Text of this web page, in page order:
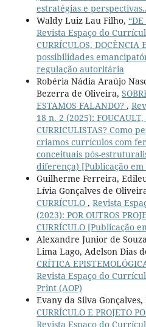
estratégias e
Waldy Luiz Lau Filho,
Revista Espaço do
CURRÍCULOS, DOCÊNCIA
possibilidades
regulação autoritária
Robéria Nádia Araújo
Bezerra de Oliveira,
ESTAMOS FALANDO? ,
18 n. 2 (2025):
CURRICULISTAS? Como
criamos currículos com
conceituais pós-
diferença) [Publicação
Guilherme Ferreira,
Lívia Gonçalves de
CURRÍCULO , Revista
(2023): POR OUTROS
CURRÍCULO [Publicação
Alexandre Junior de
Lima Lago, Adelson Dias
CRÍTICA
Revista Espaço do
Print (AOP)
Evany da Silva
CURRÍCULO E PROJETO
Revista Espaço do